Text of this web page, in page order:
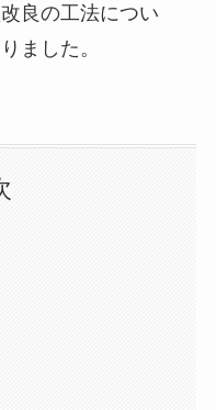
良の工法につい
ました。